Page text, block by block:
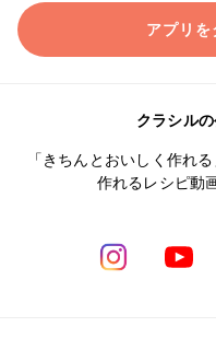
アプリを
クラシル
「きちんとおいしく作れ
作れるレシピ動